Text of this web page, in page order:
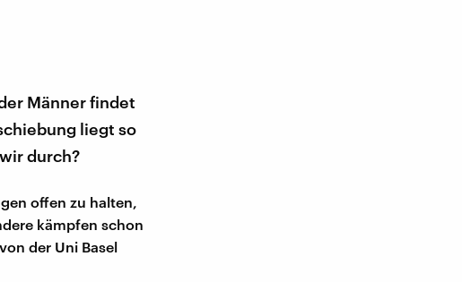
Männer findet
liegt so
durch?
offen zu halten,
kämpfen schon
der Uni Basel